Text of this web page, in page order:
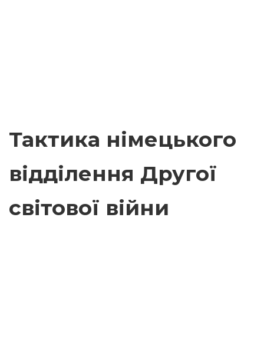
Тактика німецького
відділення Другої
світової війни